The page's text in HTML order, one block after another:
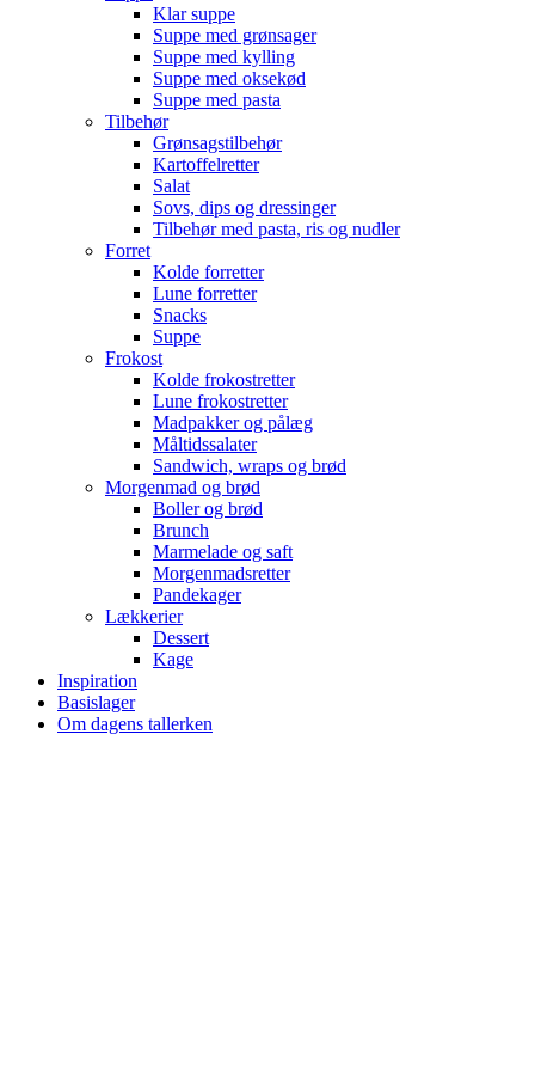
Klar suppe
Suppe med grønsager
Suppe med kylling
Suppe med oksekød
Suppe med pasta
Tilbehør
Grønsagstilbehør
Kartoffelretter
Salat
Sovs, dips og dressinger
Tilbehør med pasta, ris og nudler
Forret
Kolde forretter
Lune forretter
Snacks
Suppe
Frokost
Kolde frokostretter
Lune frokostretter
Madpakker og pålæg
Måltidssalater
Sandwich, wraps og brød
Morgenmad og brød
Boller og brød
Brunch
Marmelade og saft
Morgenmadsretter
Pandekager
Lækkerier
Dessert
Kage
Inspiration
Basislager
Om dagens tallerken